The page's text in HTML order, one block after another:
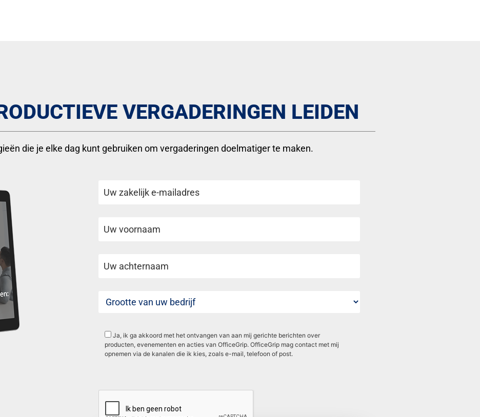
VERGADERINGEN LEIDEN
die je elke dag kunt gebruiken om vergaderingen doelmatiger te maken.
Ja, ik ga akkoord met het ontvangen van aan mij gerichte berichten over
producten, evenementen en acties van OfficeGrip. OfficeGrip mag contact met mij
opnemen via de kanalen die ik kies, zoals e-mail, telefoon of post.